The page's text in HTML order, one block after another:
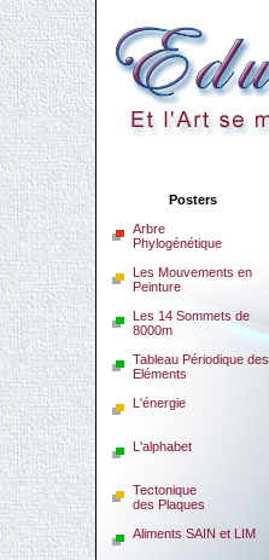
Posters
Arbre
Phylogénétique
Les Mouvements en
Peinture
Les 14 Sommets de
8000m
Tableau Périodique des
Eléments
L'énergie
L'alphabet
Tectonique
des Plaques
Aliments SAIN et LIM